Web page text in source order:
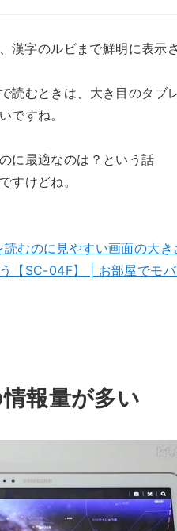
漢字のルビまで鮮明に表示
読むときは、大き目のタブ
ですね。
に最適なのは？という話
すけどね。
むのに見やすい画面の大き
【SC-04F】 | お部屋でモ
報量が多い